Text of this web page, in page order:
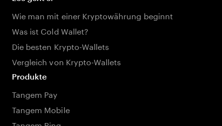
Wie man mit einer Kryptowährung beginnt
Was ist Cold Wallet?
Die besten Krypto-Wallets
Vergleich von Krypto-Wallets
Produkte
Tangem Pay
Tangem Mobile